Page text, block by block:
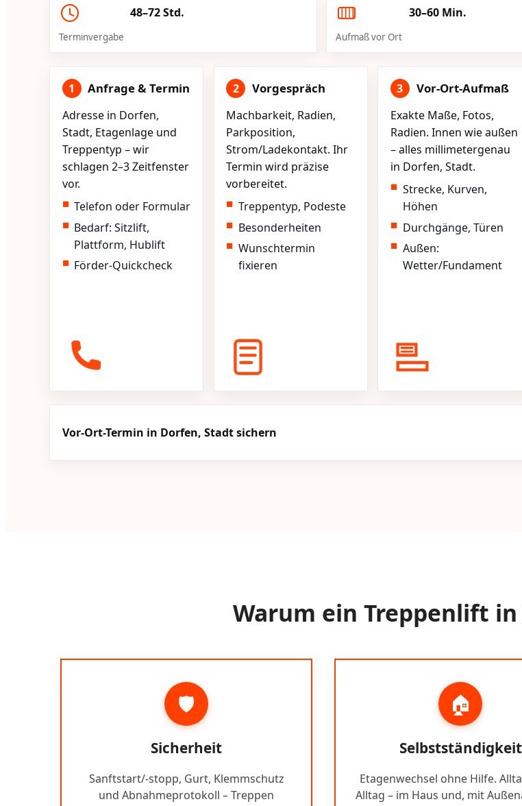
48–72 Std.
Terminvergabe
30–60 Min.
Aufmaß vor Ort
1 Anfrage & Termin
Adresse in Dorfen,
Stadt, Etagenlage und
Treppentyp – wir
schlagen 2–3 Zeitfenster
vor.
Telefon oder Formular
Bedarf: Sitzlift,
Plattform, Hublift
Förder-Quickcheck
2 Vorgespräch
Machbarkeit, Radien,
Parkposition,
Strom/Ladekontakt. Ihr
Termin wird präzise
vorbereitet.
Treppentyp, Podeste
Besonderheiten
Wunschtermin
fixieren
3 Vor-Ort-Aufmaß
Exakte Maße, Fotos,
Radien. Innen wie außen
– alles millimetergenau
in Dorfen, Stadt.
Strecke, Kurven,
Höhen
Durchgänge, Türen
Außen:
Wetter/Fundament
Vor-Ort-Termin in Dorfen, Stadt sichern
Warum ein Treppenlift
🛡️
Sicherheit
Sanftstart/-stopp, Gurt, Klemmschutz
und Abnahmeprotokoll – Treppen
🏠
Selbstständigkeit
Etagenwechsel ohne Hilfe.
Alltag – im Haus und, mit